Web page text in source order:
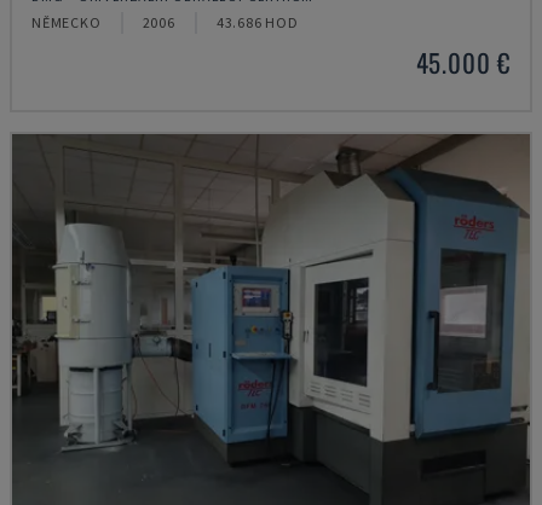
NĚMECKO 2006 43.686 HOD
45.000 €